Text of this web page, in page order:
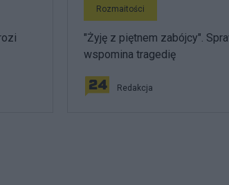
Rozmaitości
"Żyję z piętnem zabójcy".
wspomina tragedię
Redakcja